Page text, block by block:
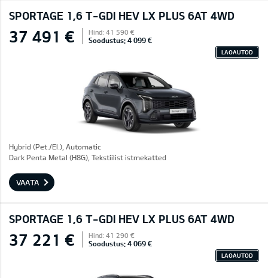
SPORTAGE 1,6 T-GDI HEV LX PLUS 6AT 4WD
37 491 € Hind: 41 590 €
Soodustus: 4 099 €
LAOAUTOD
Hybrid (Pet./El.), Automatic
Dark Penta Metal (H8G), Tekstiilist istmekatted
VAATA
SPORTAGE 1,6 T-GDI HEV LX PLUS 6AT 4WD
37 221 € Hind: 41 290 €
Soodustus: 4 069 €
LAOAUTOD